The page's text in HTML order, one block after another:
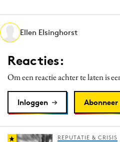
Media
Merkstrategie
PR
Programmatic
Purpose Marketing
Reputatie & crisis
Ellen Elsinghorst
Reacties:
Om een reactie achter te laten is
Inloggen Abonneer
REPUTATIE & CRISIS